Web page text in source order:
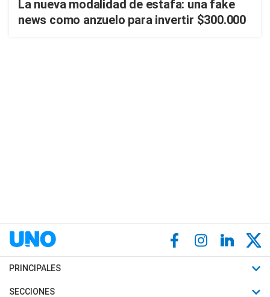
La nueva modalidad de estafa: una fake
news como anzuelo para invertir $300.000
PRINCIPALES
Últimas Noticias
SECCIONES